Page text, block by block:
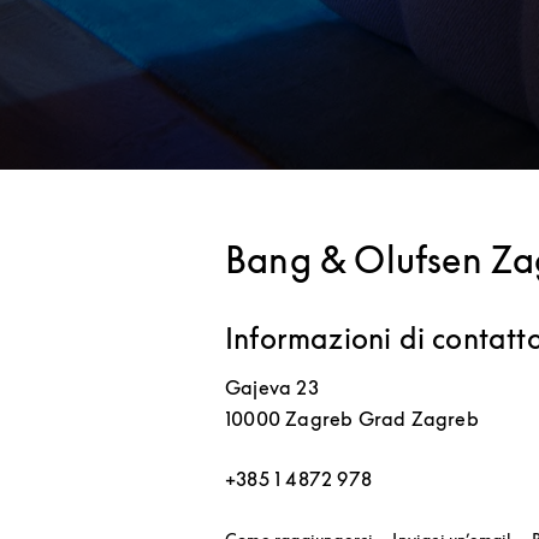
Bang & Olufsen
Informazioni di
Gajeva 23
10000 Zagreb Grad Zagreb
+385 1 4872 978
Link Opens in New